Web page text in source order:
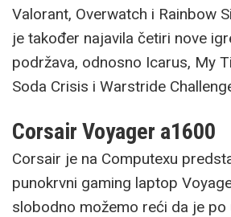
Valorant, Overwatch i Rainbow
je također najavila četiri nove
podržava, odnosno Icarus, My
Soda Crisis i Warstride
Corsair Voyager a1600
Corsair je na Computexu
punokrvni gaming laptop
slobodno možemo reći da je po